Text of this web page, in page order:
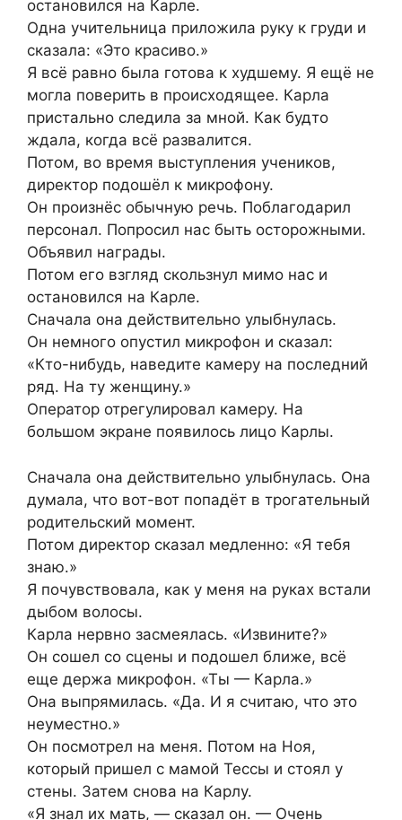
остановился на Карле.
Одна учительница приложила руку к груди и
сказала: «Это красиво.»
Я всё равно была готова к худшему. Я ещё не
могла поверить в происходящее. Карла
пристально следила за мной. Как будто
ждала, когда всё развалится.
Потом, во время выступления учеников,
директор подошёл к микрофону.
Он произнёс обычную речь. Поблагодарил
персонал. Попросил нас быть осторожными.
Объявил награды.
Потом его взгляд скользнул мимо нас и
остановился на Карле.
Сначала она действительно улыбнулась.
Он немного опустил микрофон и сказал:
«Кто-нибудь, наведите камеру на последний
ряд. На ту женщину.»
Оператор отрегулировал камеру. На
большом экране появилось лицо Карлы.
Сначала она действительно улыбнулась. Она
думала, что вот-вот попадёт в трогательный
родительский момент.
Потом директор сказал медленно: «Я тебя
знаю.»
Я почувствовала, как у меня на руках встали
дыбом волосы.
Карла нервно засмеялась. «Извините?»
Он сошел со сцены и подошел ближе, всё
еще держа микрофон. «Ты — Карла.»
Она выпрямилась. «Да. И я считаю, что это
неуместно.»
Он посмотрел на меня. Потом на Ноя,
который пришел с мамой Тессы и стоял у
стены. Затем снова на Карлу.
«Я знал их мать, — сказал он. — Очень